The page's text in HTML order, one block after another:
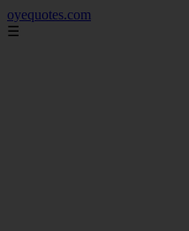
oyequotes.com
☰